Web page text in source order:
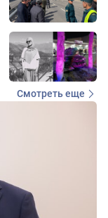
Смотреть еще